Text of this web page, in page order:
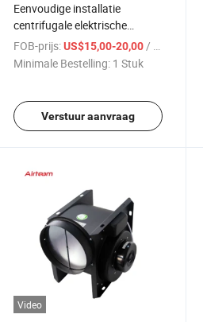
Eenvoudige installatie
centrifugale elektrische
explosieveilige ventilatie-
eenheid mechanisch verticale
FOB-prijs: US$15,00-20,00/ Stuk
Minimale Bestelling: 1 Stuk
Verstuur aanvraag
Video